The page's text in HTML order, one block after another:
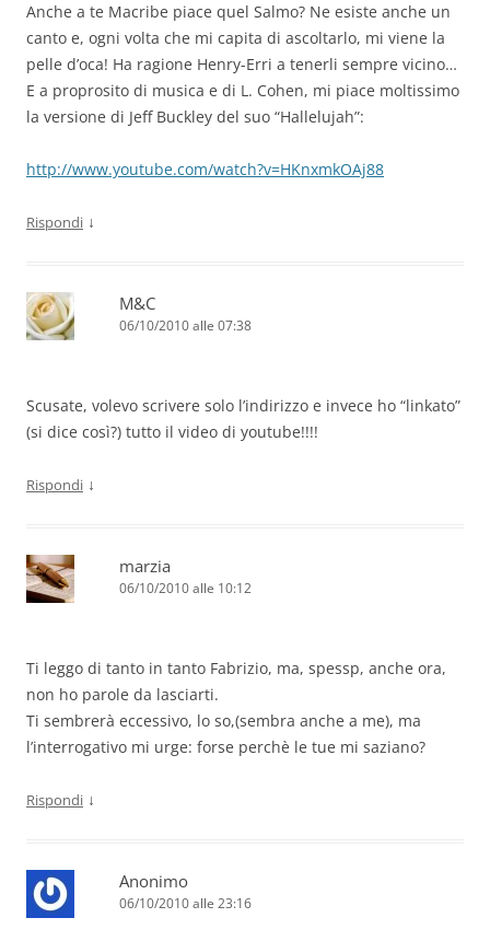
Anche a te Macribe piace quel Salmo? Ne esiste anche un
canto e, ogni volta che mi capita di ascoltarlo, mi viene la
pelle d’oca! Ha ragione Henry-Erri a tenerli sempre vicino…
E a proprosito di musica e di L. Cohen, mi piace moltissimo
la versione di Jeff Buckley del suo “Hallelujah”:
http://www.youtube.com/watch?v=HKnxmkOAj88
Rispondi ↓
M&C
06/10/2010 alle 07:38
Scusate, volevo scrivere solo l’indirizzo e invece ho “linkato”
(si dice così?) tutto il video di youtube!!!!
Rispondi ↓
marzia
06/10/2010 alle 10:12
Ti leggo di tanto in tanto Fabrizio, ma, spessp, anche ora,
non ho parole da lasciarti.
Ti sembrerà eccessivo, lo so,(sembra anche a me), ma
l’interrogativo mi urge: forse perchè le tue mi saziano?
Rispondi ↓
Anonimo
06/10/2010 alle 23:16